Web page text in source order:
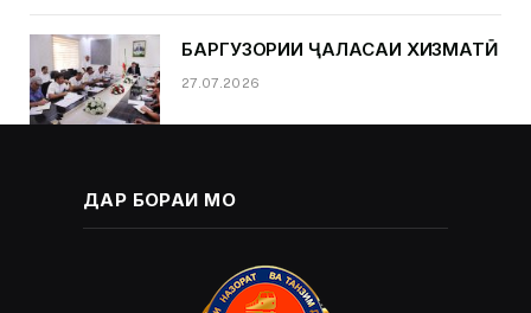
БАРГУЗОРИИ ҶАЛАСАИ ХИЗМАТӢ
27.07.2026
ДАР БОРАИ МО